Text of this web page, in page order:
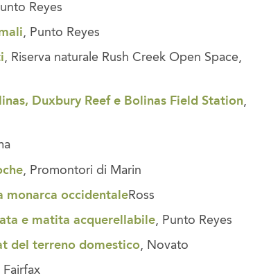
Reyes
, Punto Reyes
, Riserva naturale Rush Creek Open Space,
Duxbury Reef e Bolinas Field Station,
, Promontori di Marin
monarca occidentaleRoss
e matita acquerellabile, Punto Reyes
del terreno domestico, Novato
Fairfax